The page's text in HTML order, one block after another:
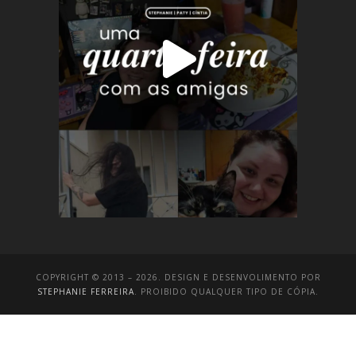
COPYRIGHT © 2013 – 2026. DESIGN E DESENVOLIMENTO POR
STEPHANIE FERREIRA. PROIBIDO QUALQUER TIPO DE CÓPIA.